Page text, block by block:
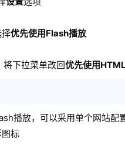
优先使用Flash播放
下拉菜单改回优先使用
播放，可以采用单个网站配
标